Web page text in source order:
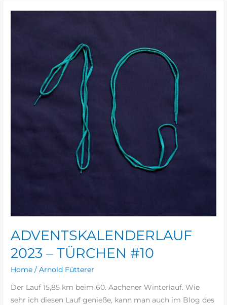
ADVENTSKALENDERLAUF
2023 – TÜRCHEN #10
Home /Arnold Fütterer
Der Lauf 15,85 km beim 60. Aachener Winterlauf. Wie
sehr ich diesen Lauf genieße, kann man auch im Blog des